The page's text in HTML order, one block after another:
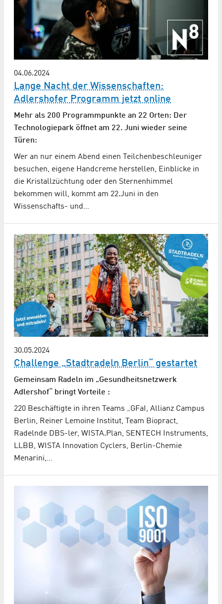
04.06.2024
Lange Nacht der Wissenschaften:
Adlershofer Programm jetzt online
Mehr als 200 Programmpunkte an 22 Orten: Der
Technologiepark öffnet am 22. Juni wieder seine
Türen:
Wer an nur einem Abend einen Teilchenbeschleuniger
besuchen, eigene Handcreme herstellen, Einblicke in
die Kristallzüchtung oder den Sternenhimmel
bekommen will, kommt am 22.Juni in den
Wissenschafts- und…
30.05.2024
Challenge „Stadtradeln Berlin“ gestartet
Gemeinsam Radeln im „Gesundheitsnetzwerk
Adlershof“ bringt Vorteile :
220 Beschäftigte in ihren Teams „GFaI, Allianz Campus
Berlin, Reiner Lemoine Institut, Team Biopract,
Radelnde DBS-ler, WISTA.Plan, SENTECH Instruments,
LLBB, WISTA Innovation Cyclers, Berlin-Chemie
Menarini,…